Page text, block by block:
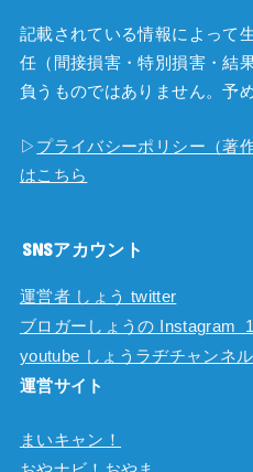
記載されている情報によって
任（間接損害・特別損害・結
負うものではありません。予
▷ プライバシーポリシー（著
はこちら
SNSアカウント
運営者 しょう twitter
ブロガーしょうの Instagram
youtube しょうラヂチャンネル
運営サイト
まいキャン！